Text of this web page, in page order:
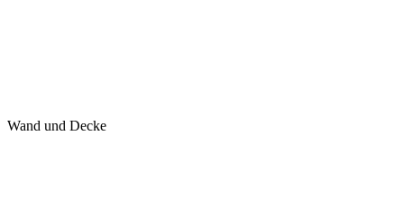
Wand und Decke